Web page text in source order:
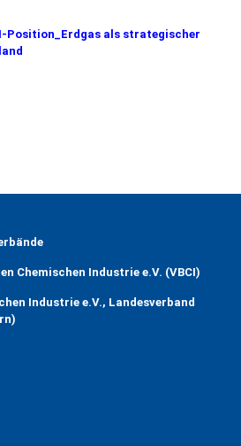
Position_Erdgas als strategischer
Chemischen Industrie e.V. (VBCI)
Industrie e.V., Landesverband